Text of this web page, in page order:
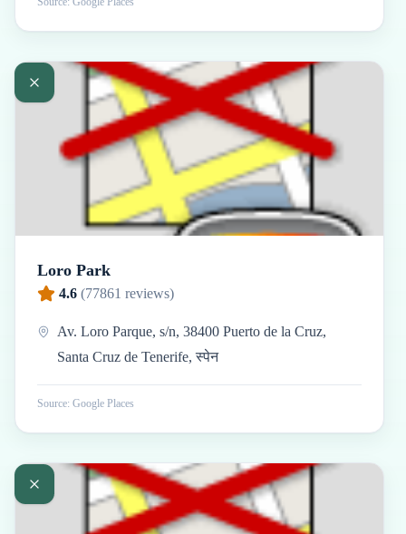
Loro Park
4.6 (77861 reviews)
Av. Loro Parque, s/n, 38400 Puerto de la Cruz,
Santa Cruz de Tenerife, स्पेन
Source: Google Places